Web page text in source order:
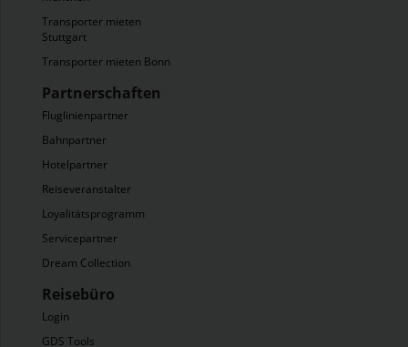
Transporter mieten
Stuttgart
Transporter mieten Bonn
Partnerschaften
Fluglinienpartner
Bahnpartner
Hotelpartner
Reiseveranstalter
Loyalitätsprogramm
Servicepartner
Dream Collection
Reisebüro
Login
GDS Tools